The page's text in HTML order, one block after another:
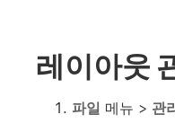
레이아웃
파일 메뉴 > 관